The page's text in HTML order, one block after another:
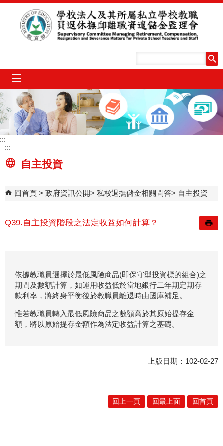
跳到主要內容區塊
:::
:::
自主投資
回首頁 政府資訊公開 私校退撫儲金相關問答 自主投資
Q39.自主投資階段之法定收益如何計算？
依據教職員選擇於最低風險商品(即保守型投資標的組合)之
期間及數額計算，如運用收益低於當地銀行二年期定期存
款利率，將終身平衡後於教職員離退時由國庫補足。
惟若教職員轉入最低風險商品之數額高於其原始提存金
額，將以原始提存金額作為法定收益計算之基礎。
上版日期：102-02-27
回上一頁 回最上面 回首頁